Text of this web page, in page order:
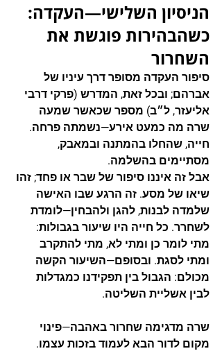
הניסיון השלישי—העקדה:
כשהבהירות פוגשת את
השחרור
סיפור העקדה מסופר דרך עיניו של
אברהם; ובכל זאת, המדרש (פרקי דרבי
אליעזר, ל״ב) מספר שכאשר שמעה
שרה מה כמעט אירע—נשמתה פרחה.
חייה, שהחלו בהמתנה ובמאבק,
מסתיימים בהשלמה.
אבל זה איננו סיפור של שבר או פחד; זהו
שיאו של מסע. זה הרגע שבו האישה
שלמדה לבנות, להגן ולהבחין—לומדת
לשחרר. כל חייה היו שיעור בגבולות:
מתי לומר כן ומתי לא, מתי להתקרב
ומתי לסגת. ובסופם—השיעור הקשה
מכולם: הגבול בין תפקידנו כמגדלות
לבין אשליית השליטה.
שרה מדגימה שחרור באהבה—פינוי
מקום לדור הבא לעמוד בזכות עצמו.